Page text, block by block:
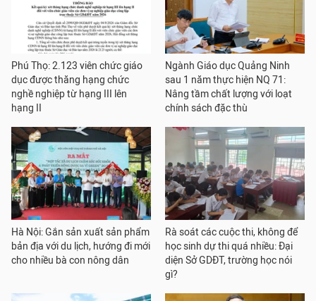
Phú Thọ: 2.123 viên chức giáo
dục được thăng hạng chức
nghề nghiệp từ hạng III lên
hạng II
Ngành Giáo dục Quảng Ninh
sau 1 năm thực hiện NQ 71:
Nâng tầm chất lượng với loạt
chính sách đặc thù
Hà Nội: Gắn sản xuất sản phẩm
bản địa với du lịch, hướng đi mới
cho nhiều bà con nông dân
Rà soát các cuộc thi, không để
học sinh dự thi quá nhiều: Đại
diện Sở GDĐT, trường học nói
gì?